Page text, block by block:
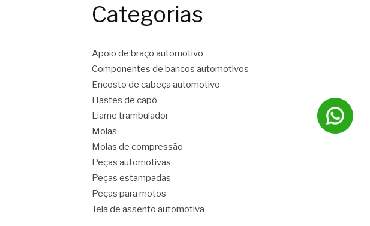
Categorias
Apoio de braço automotivo
Componentes de bancos automotivos
Encosto de cabeça automotivo
Hastes de capô
Liame trambulador
Molas
Molas de compressão
Peças automotivas
Peças estampadas
Peças para motos
Tela de assento automotiva